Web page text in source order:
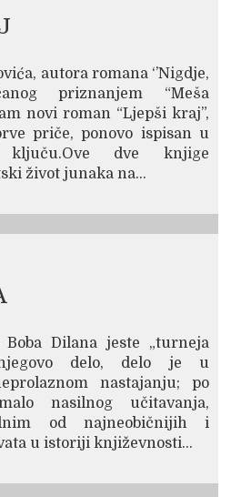
autora romana ‘’Nigdje,
priznanjem “Meša
novi roman “Ljepši kraj”,
priče, ponovo ispisan u
ključu.Ove dve knjige
život junaka na...
Dilana jeste „turneja
delo, delo je u
nastajanju; po
nasilnog učitavanja,
od najneobičnijih i
u istoriji književnosti...